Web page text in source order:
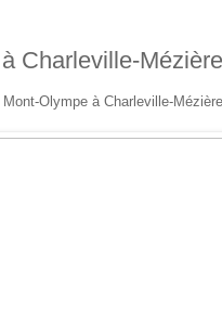
Charleville-
Olympe à Charleville-